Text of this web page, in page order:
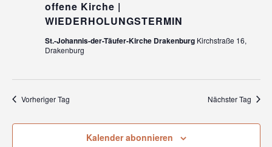
2025
offene Kirche |
WIEDERHOLUNGSTERMIN
St.-Johannis-der-Täufer-Kirche Drakenburg Kirchstraße 16,
Drakenburg
Vorheriger Tag Nächster Tag
Kalender abonnieren